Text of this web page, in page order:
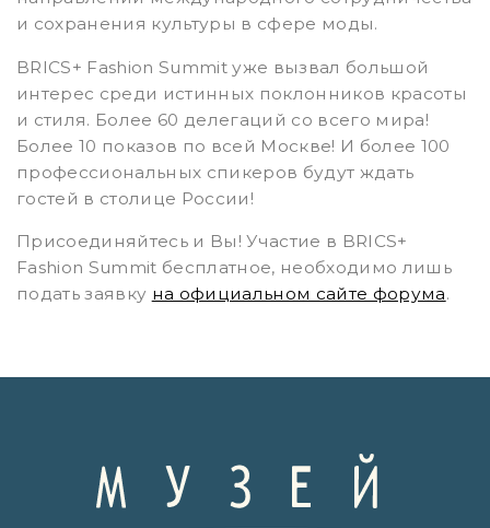
и сохранения культуры в сфере моды.
BRICS+ Fashion Summit уже вызвал большой
интерес среди истинных поклонников красоты
и стиля. Более 60 делегаций со всего мира!
Более 10 показов по всей Москве! И более 100
профессиональных спикеров будут ждать
гостей в столице России!
Присоединяйтесь и Вы! Участие в BRICS+
Fashion Summit бесплатное, необходимо лишь
подать заявку на официальном сайте форума.